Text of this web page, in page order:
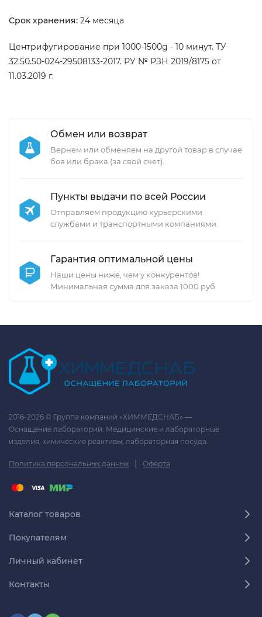
Срок хранения: 24 месяца
Центрифугирование при 1000-1500g - 10 минут. ТУ
32.50.50-024-29508133-2017. РУ № РЗН 2019/8175 от
11.03.2019 г.
Обмен или возврат
Вернем или обменяем на другой товар в случае
боя или брака (за свой счет).
Пункты выдачи по всей России
Отправляем продукцию курьерскими
службами и транспортными компаниями.
Гарантия оптимальной цены
Наши цены ниже, чем у конкурентов!
Минимальная сумма для заказа 1000 руб.
2016-2026 © Группа компаний «ХИММЕДСНАБ» —
Оснащение лабораторий. Медицинские и лабораторные
изделия, химические реактивы, лабораторная посуда.
Политика персональных данных | Оферта
Каталог товаров
Покупателям
Личный кабинет
Контакты